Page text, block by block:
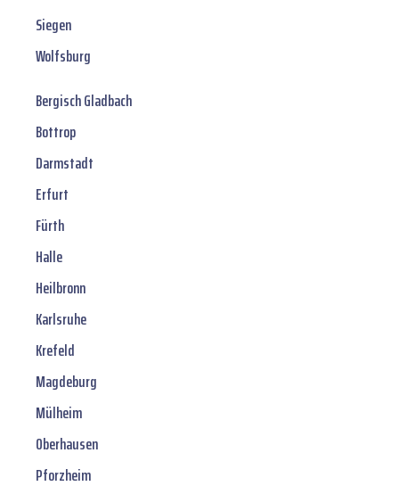
Siegen
Wolfsburg
Bergisch Gladbach
Bottrop
Darmstadt
Erfurt
Fürth
Halle
Heilbronn
Karlsruhe
Krefeld
Magdeburg
Mülheim
Oberhausen
Pforzheim